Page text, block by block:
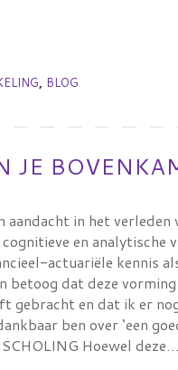
, BLOG
JE
aandacht in het
cognitieve en analytische
actuariële kennis
betoog dat deze
gebracht en dat ik er
ben over ‘een
Hoewel deze…